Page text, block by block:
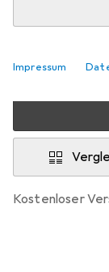
Impressum
Lieferort
StockNet
kostenloser